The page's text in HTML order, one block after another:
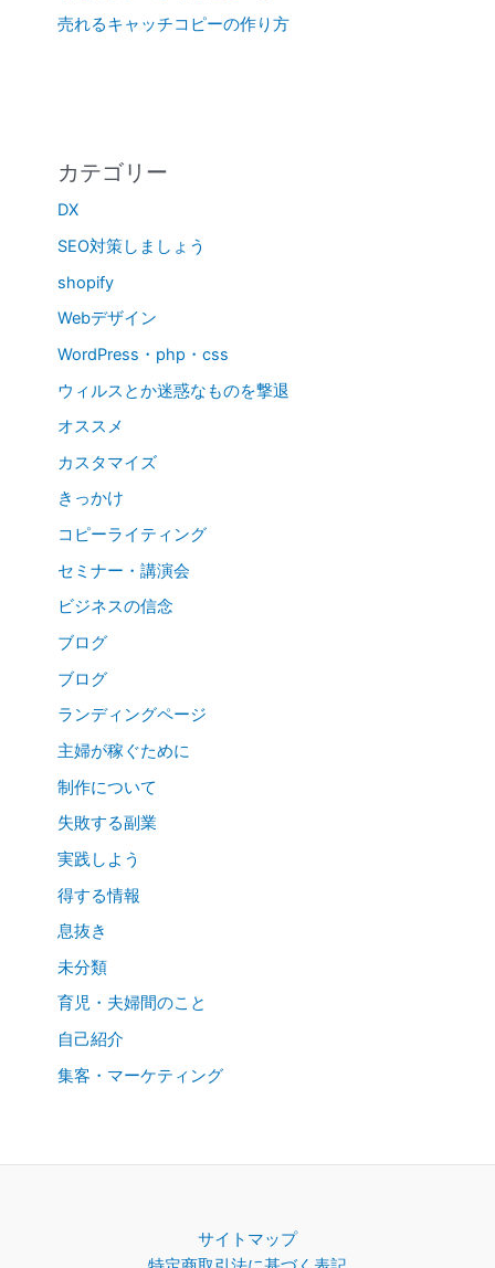
売れるキャッチコピーの作り方
カテゴリー
DX
SEO対策しましょう
shopify
Webデザイン
WordPress・php・css
ウィルスとか迷惑なものを撃退
オススメ
カスタマイズ
きっかけ
コピーライティング
セミナー・講演会
ビジネスの信念
ブログ
ブログ
ランディングページ
主婦が稼ぐために
制作について
失敗する副業
実践しよう
得する情報
息抜き
未分類
育児・夫婦間のこと
自己紹介
集客・マーケティング
サイトマップ